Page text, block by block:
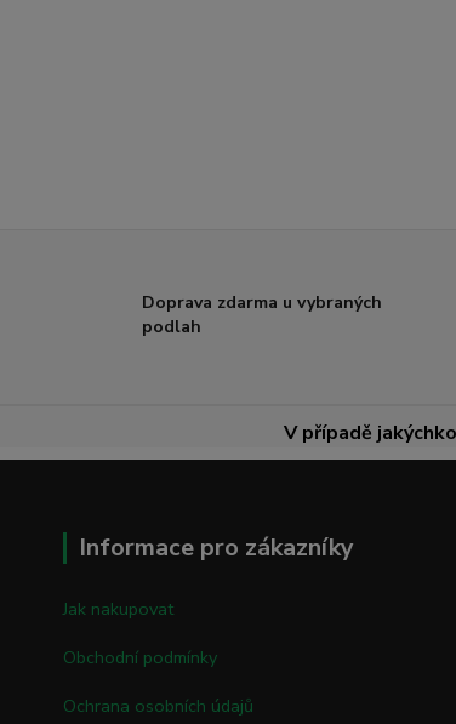
Doprava zdarma u vybraných
podlah
V případě
Informace pro zákazníky
Jak nakupovat
Obchodní podmínky
Ochrana osobních údajů